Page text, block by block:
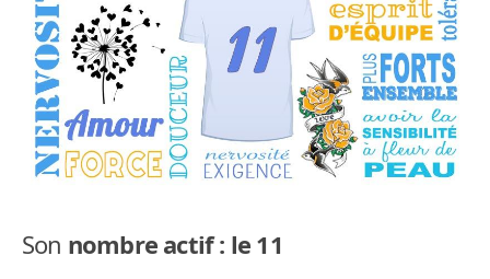
Son nombre actif : le 11
APPRENDRE LA NUMÉROLOGIE
EXPLORER LA NUMÉROLOGIE
70.000 PRÉNOMS
(À PROPOS)